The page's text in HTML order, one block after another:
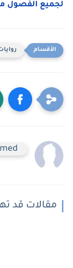
لجميع الفصول
مقالات قد